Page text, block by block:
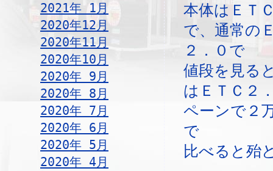
2021年 1月
2020年12月
2020年11月
2020年10月
2020年 9月
2020年 8月
2020年 7月
2020年 6月
2020年 5月
2020年 4月
本体はＥＴ
で、通常の
２．０で
値段を見る
はＥＴＣ２
ペーンで２
で
比べると殆